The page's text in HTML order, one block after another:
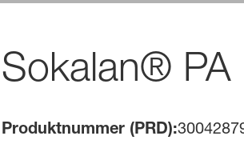
Sokalan® PA
Produktnummer (PRD):